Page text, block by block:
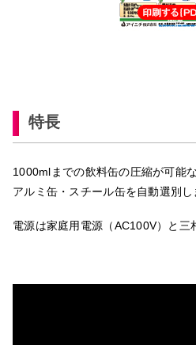
特長
1000mlまでの飲料缶の圧縮が可能
アルミ缶・スチール缶を自動選別し
電源は家庭用電源（AC100V）と三